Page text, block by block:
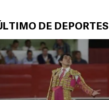
DE DEPORTES